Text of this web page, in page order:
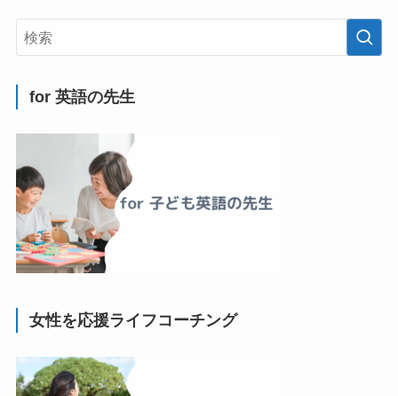
for 英語の先生
女性を応援ライフコーチング